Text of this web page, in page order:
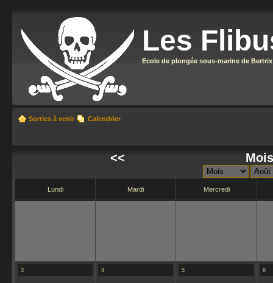
Les
Ecole de plongée sous-marine de Bertrix
Sorties à venir Calendrier
<<
Lundi Mardi Mercredi
3 4 5 6